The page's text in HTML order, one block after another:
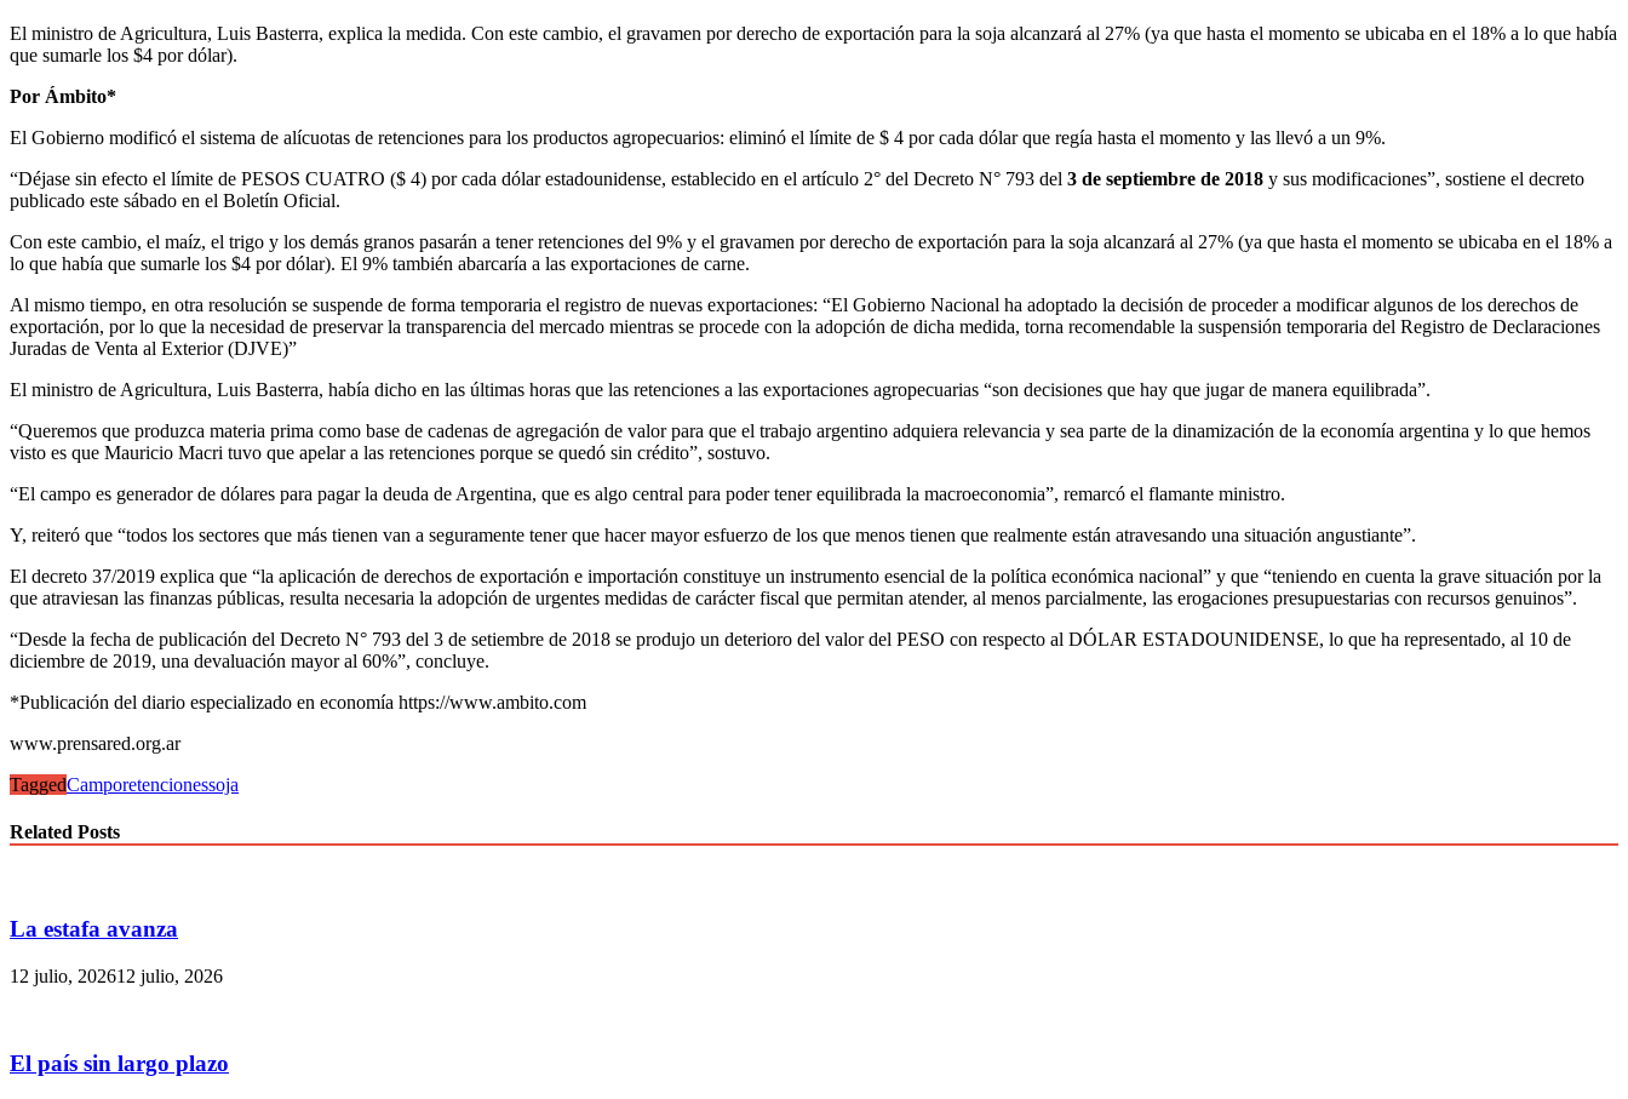
El ministro de Agricultura, Luis Basterra, explica la medida. Con este cambio, el gravamen por derecho de exportación para la soja alcanzará al 27% (ya que hasta el momento se ubicaba en el 18% a lo que había
que sumarle los $4 por dólar).
Por Ámbito*
El Gobierno modificó el sistema de alícuotas de retenciones para los productos agropecuarios: eliminó el límite de $ 4 por cada dólar que regía hasta el momento y las llevó a un 9%.
“Déjase sin efecto el límite de PESOS CUATRO ($ 4) por cada dólar estadounidense, establecido en el artículo 2° del Decreto N° 793 del 3 de septiembre de 2018 y sus modificaciones”, sostiene el decreto
publicado este sábado en el Boletín Oficial.
Con este cambio, el maíz, el trigo y los demás granos pasarán a tener retenciones del 9% y el gravamen por derecho de exportación para la soja alcanzará al 27% (ya que hasta el momento se ubicaba en el 18% a
lo que había que sumarle los $4 por dólar). El 9% también abarcaría a las exportaciones de carne.
Al mismo tiempo, en otra resolución se suspende de forma temporaria el registro de nuevas exportaciones: “El Gobierno Nacional ha adoptado la decisión de proceder a modificar algunos de los derechos de
exportación, por lo que la necesidad de preservar la transparencia del mercado mientras se procede con la adopción de dicha medida, torna recomendable la suspensión temporaria del Registro de Declaraciones
Juradas de Venta al Exterior (DJVE)”
El ministro de Agricultura, Luis Basterra, había dicho en las últimas horas que las retenciones a las exportaciones agropecuarias “son decisiones que hay que jugar de manera equilibrada”.
“Queremos que produzca materia prima como base de cadenas de agregación de valor para que el trabajo argentino adquiera relevancia y sea parte de la dinamización de la economía argentina y lo que hemos
visto es que Mauricio Macri tuvo que apelar a las retenciones porque se quedó sin crédito”, sostuvo.
“El campo es generador de dólares para pagar la deuda de Argentina, que es algo central para poder tener equilibrada la macroeconomia”, remarcó el flamante ministro.
Y, reiteró que “todos los sectores que más tienen van a seguramente tener que hacer mayor esfuerzo de los que menos tienen que realmente están atravesando una situación angustiante”.
El decreto 37/2019 explica que “la aplicación de derechos de exportación e importación constituye un instrumento esencial de la política económica nacional” y que “teniendo en cuenta la grave situación por la
que atraviesan las finanzas públicas, resulta necesaria la adopción de urgentes medidas de carácter fiscal que permitan atender, al menos parcialmente, las erogaciones presupuestarias con recursos genuinos”.
“Desde la fecha de publicación del Decreto N° 793 del 3 de setiembre de 2018 se produjo un deterioro del valor del PESO con respecto al DÓLAR ESTADOUNIDENSE, lo que ha representado, al 10 de
diciembre de 2019, una devaluación mayor al 60%”, concluye.
*Publicación del diario especializado en economía https://www.ambito.com
www.prensared.org.ar
TaggedCamporetencionessoja
Related Posts
La estafa avanza
12 julio, 202612 julio, 2026
El país sin largo plazo